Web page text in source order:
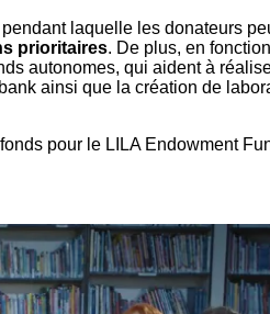
laquelle les donateurs
prioritaires. De plus, en
autonomes, qui aident à
ainsi que la création de
pour le LILA Endowment